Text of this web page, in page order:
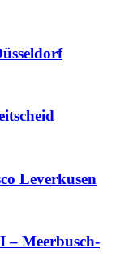
Leverkusen
– Meerbusch-